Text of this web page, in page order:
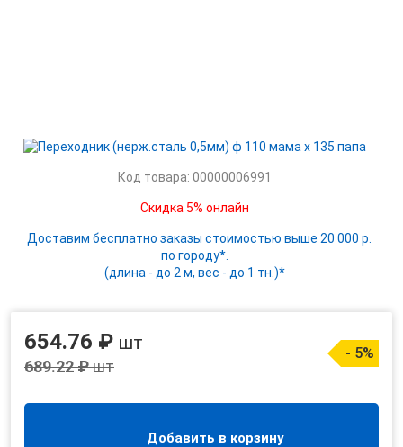
Код товара: 00000006991
Скидка 5% онлайн
Доставим бесплатно заказы стоимостью выше 20 000 р.
по городу*.
(длина - до 2 м, вес - до 1 тн.)*
654.76 ₽ шт
689.22 ₽шт
- 5%
Добавить в корзину